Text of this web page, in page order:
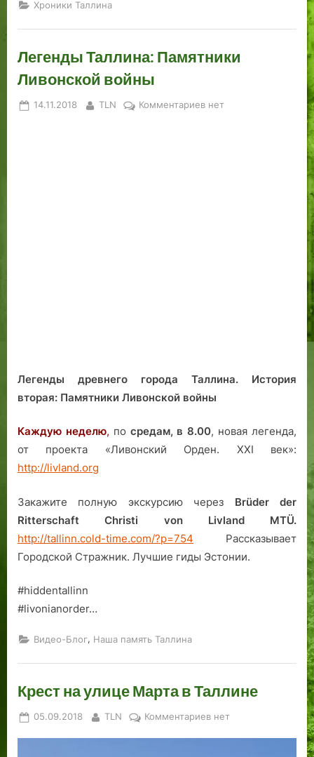
Хроники Таллина
Легенды Таллина: Памятники
Ливонской войны
Posted
14.11.2018 By
TLN Комментариевкнет
Легенды древнего города Таллина. История
вторая: Памятники Ливонской войны
Каждую неделю, по средам, в 8.00, новая легенда,
от проекта «Ливонский Орден. XXI век»:
http://livland.org
Закажите полную экскурсию через Brüder der
Ritterschaft Christi von Livland MTÜ.
http://tallinn.cold-time.com/?p=754 Рассказывает
Городской Стражник. Лучшие гиды Эстонии.
#hiddentallinn
#livonianorder…
Видео-Блог, Наша память Таллина
Крест на улице Марта в Таллине
Posted
05.09.2018 By
TLN Комментариевкнет